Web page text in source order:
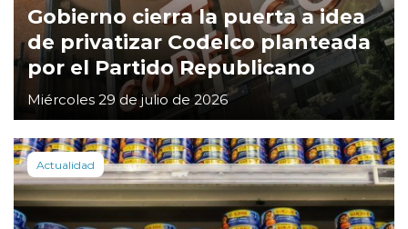
Gobierno cierra la puerta a idea
de privatizar Codelco planteada
por el Partido Republicano
Miércoles 29 de julio de 2026
Actualidad